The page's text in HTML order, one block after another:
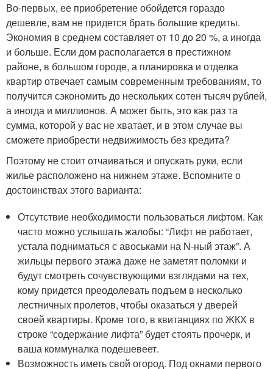
Во-первых, ее приобретение обойдется гораздо
дешевле, вам не придется брать большие кредиты.
Экономия в среднем составляет от 10 до 20 %, а иногда
и больше. Если дом располагается в престижном
районе, в большом городе, а планировка и отделка
квартир отвечает самым современным требованиям, то
получится сэкономить до нескольких сотен тысяч рублей,
а иногда и миллионов. А может быть, это как раз та
сумма, которой у вас не хватает, и в этом случае вы
сможете приобрести недвижимость без кредита?
Поэтому не стоит отчаиваться и опускать руки, если
жилье расположено на нижнем этаже. Вспомните о
достоинствах этого варианта:
Отсутствие необходимости пользоваться лифтом. Как
часто можно услышать жалобы: “Лифт не работает,
устала подниматься с авоськами на N-ный этаж”. А
жильцы первого этажа даже не заметят поломки и
будут смотреть сочувствующими взглядами на тех,
кому придется преодолевать подъем в несколько
лестничных пролетов, чтобы оказаться у дверей
своей квартиры. Кроме того, в квитанциях по ЖКХ в
строке “содержание лифта” будет стоять прочерк, и
ваша коммуналка подешевеет.
Возможность иметь свой огород. Под окнами первого